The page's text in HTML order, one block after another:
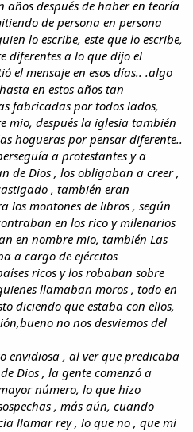
años después de haber en teoría
de persona en persona
lo escribe, este que lo escribe,
diferentes a lo que dijo el
el mensaje en esos días.. .algo
en estos años tan
fabricadas por todos lados,
mio, después la iglesia también
hogueras por pensar diferente..
a protestantes y a
de Dios , los obligaban a creer ,
, también eran
los montones de libros , según
en los rico y milenarios
en nombre mio, también Las
a cargo de ejércitos
ricos y los robaban sobre
llamaban moros , todo en
diciendo que estaba con ellos,
no nos desviemos del
envidiosa , al ver que predicaba
Dios , la gente comenzó a
número, lo que hizo
, más aún, cuando
llamar rey , lo que no , que mi